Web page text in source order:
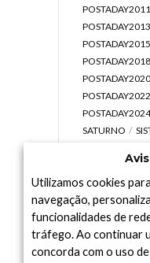
POSTADAY2011
POSTADAY2013
POSTADAY2015
POSTADAY2018
POSTADAY2020
POSTADAY2022
POSTADAY2024
SATURNO
UNIVERSO
Arquivo
Utilizamos cookies
navegação,
funcionalidades de
tráfego. Ao continuar
concorda com o uso